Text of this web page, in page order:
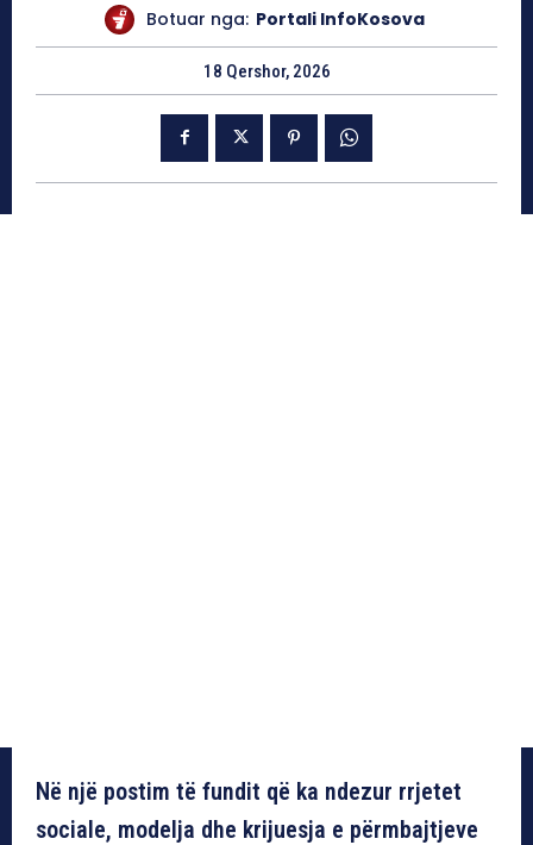
Botuar nga: Portali InfoKosova
18 Qershor, 2026
Në një postim të fundit që ka ndezur rrjetet
sociale, modelja dhe krijuesja e përmbajtjeve